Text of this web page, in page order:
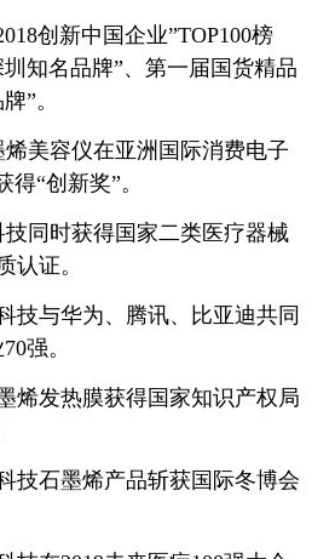
创新中国企业”TOP100榜
知名品牌”、第一届国货精品
”。
烯美容仪在亚洲国际消费电子
得“创新奖”。
技同时获得国家二类医疗器械
认证。
技与华为、腾讯、比亚迪共同
强。
烯发热膜获得国家知识产权局
技石墨烯产品斩获国际冬博会